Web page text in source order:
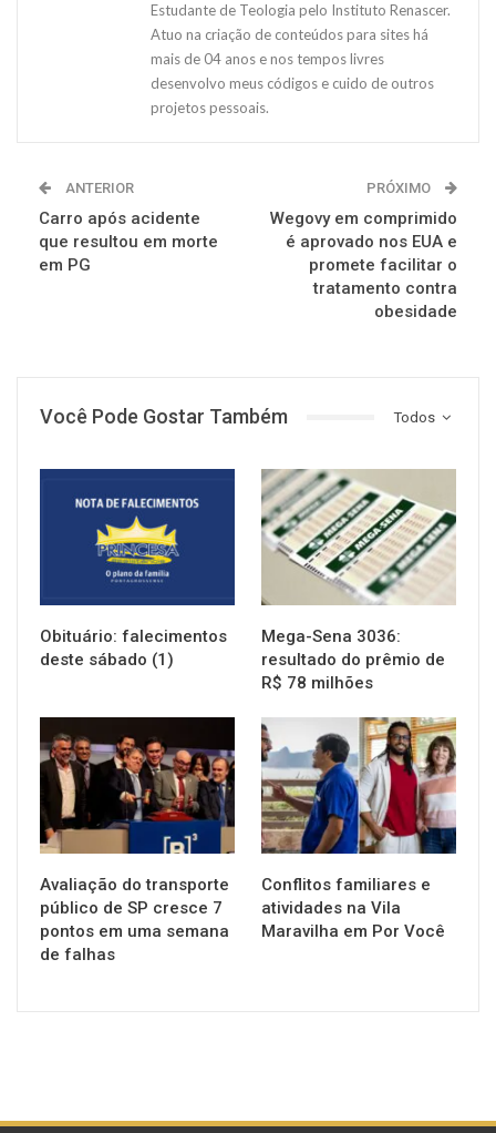
Estudante de Teologia pelo Instituto Renascer.
Atuo na criação de conteúdos para sites há
mais de 04 anos e nos tempos livres
desenvolvo meus códigos e cuido de outros
projetos pessoais.
ANTERIOR
Carro após acidente
que resultou em morte
em PG
PRÓXIMO
Wegovy em comprimido
é aprovado nos EUA e
promete facilitar o
tratamento contra
obesidade
Todos
Você Pode Gostar Também
Obituário: falecimentos
deste sábado (1)
NOTÍCIAS
Mega-Sena 3036:
resultado do prêmio de
R$ 78 milhões
NOTÍCIAS
Avaliação do transporte
público de SP cresce 7
pontos em uma semana
de falhas
NOTÍCIAS
Conflitos familiares e
atividades na Vila
Maravilha em Por Você